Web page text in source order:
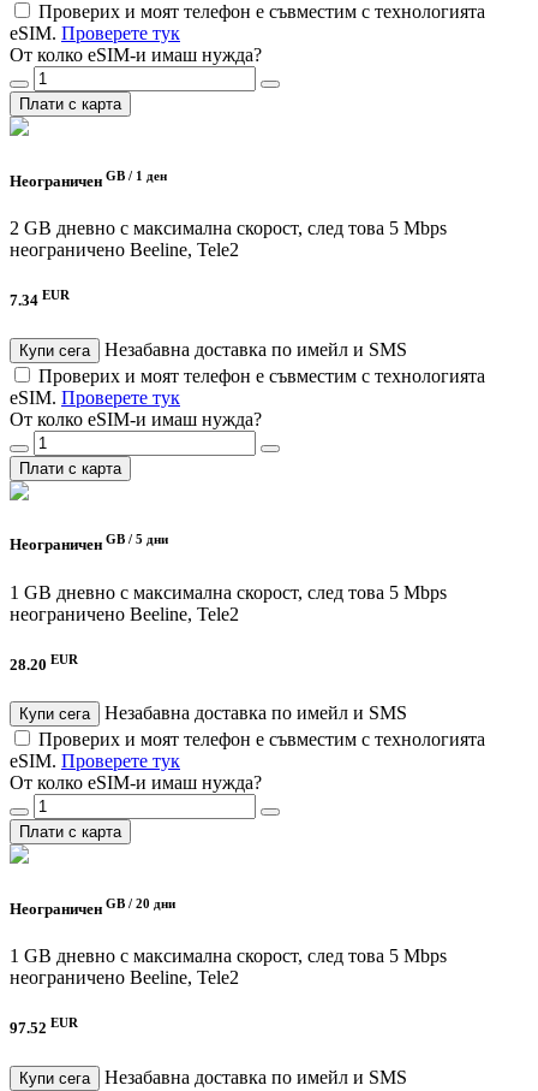
Проверих и моят телефон е съвместим с технологията
eSIM. Проверете тук
От колко eSIM-и имаш нужда?
Плати с карта
Неограничен GB / 1 ден
2 GB дневно с максимална скорост, след това 5 Mbps
неограничено Beeline, Tele2
7.34 EUR
Купи сега
Незабавна доставка по имейл и SMS
Проверих и моят телефон е съвместим с технологията
eSIM. Проверете тук
От колко eSIM-и имаш нужда?
Плати с карта
Неограничен GB / 5 дни
1 GB дневно с максимална скорост, след това 5 Mbps
неограничено Beeline, Tele2
28.20 EUR
Купи сега
Незабавна доставка по имейл и SMS
Проверих и моят телефон е съвместим с технологията
eSIM. Проверете тук
От колко eSIM-и имаш нужда?
Плати с карта
Неограничен GB / 20 дни
1 GB дневно с максимална скорост, след това 5 Mbps
неограничено Beeline, Tele2
97.52 EUR
Купи сега
Незабавна доставка по имейл и SMS